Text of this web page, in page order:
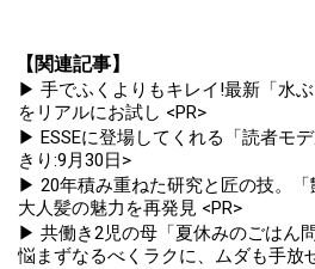
【関連記事】
▶ 手でふくよりもキレイ!最新「水ぶ
をリアルにお試し <PR>
▶ ESSEに登場してくれる「読者モ
きり:9月30日>
▶ 20年積み重ねた研究と匠の技。「
大人髪の魅力を再発見 <PR>
▶ 共働き2児の母「夏休みのごはん
悩まずなるべくラクに、ムダも手放